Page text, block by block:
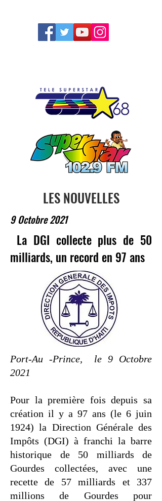
9 Octobre 2021
Port-Au -Prince, le 9 Octobre
2021
Pour la première fois depuis sa
création il y a 97 ans (le 6 juin
1924) la Direction Générale des
Impôts (DGI) à franchi la barre
historique de 50 milliards de
Gourdes collectées, avec une
recette de 57 milliards et 337
millions de Gourdes pour
LES NOUVELLES
La DGI collecte plus de 50
milliards, un record en 97 ans